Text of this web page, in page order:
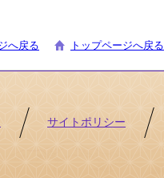
へ戻る トップページへ戻る
サイトポリシー